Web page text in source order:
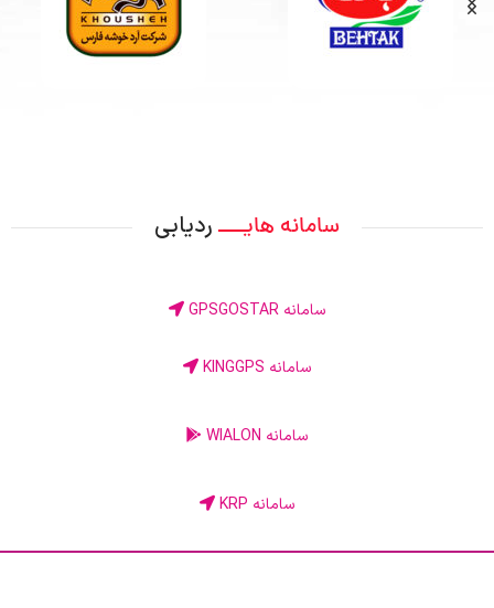
سامانه هایــــ ردیابی
سامانه GPSGOSTAR
سامانه KINGGPS
سامانه WIALON
سامانه KRP